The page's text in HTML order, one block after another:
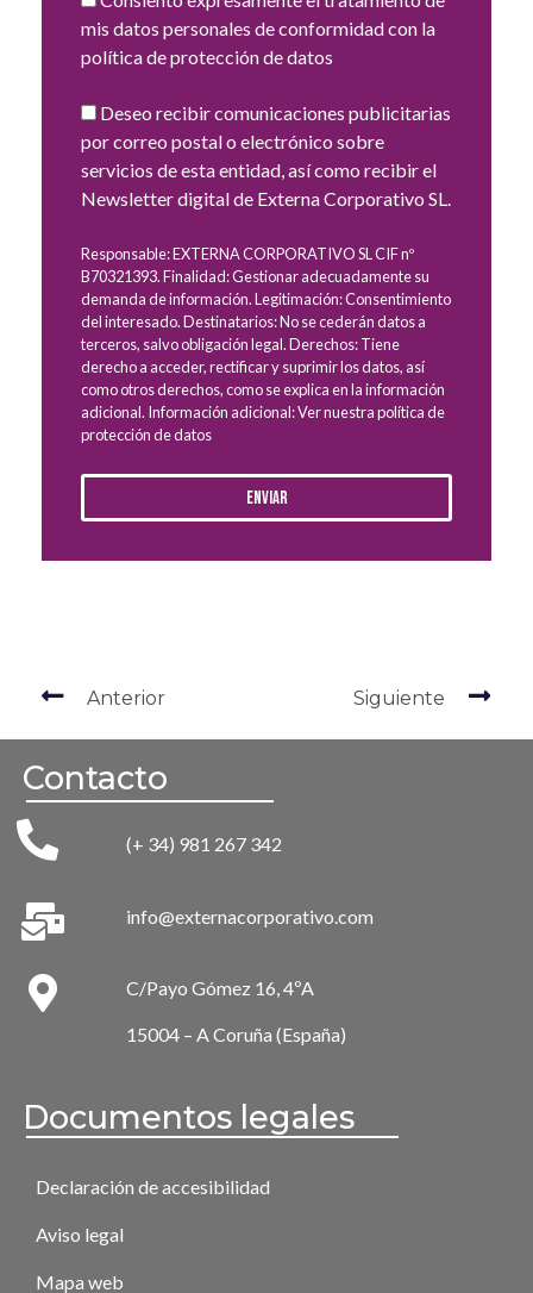
mis datos personales de conformidad con la
política de protección de datos
Deseo recibir comunicaciones publicitarias
por correo postal o electrónico sobre
servicios de esta entidad, así como recibir el
Newsletter digital de Externa Corporativo SL.
Responsable: EXTERNA CORPORATIVO SL CIF nº
B70321393. Finalidad: Gestionar adecuadamente su
demanda de información. Legitimación: Consentimiento
del interesado. Destinatarios: No se cederán datos a
terceros, salvo obligación legal. Derechos: Tiene
derecho a acceder, rectificar y suprimir los datos, así
como otros derechos, como se explica en la información
adicional. Información adicional: Ver nuestra política de
protección de datos
Enviar
Anterior Siguiente
Contacto
(+ 34) 981 267 342
info@externacorporativo.com
C/Payo Gómez 16, 4ºA
15004 – A Coruña (España)
Documentos legales
Declaración de accesibilidad
Aviso legal
Mapa web